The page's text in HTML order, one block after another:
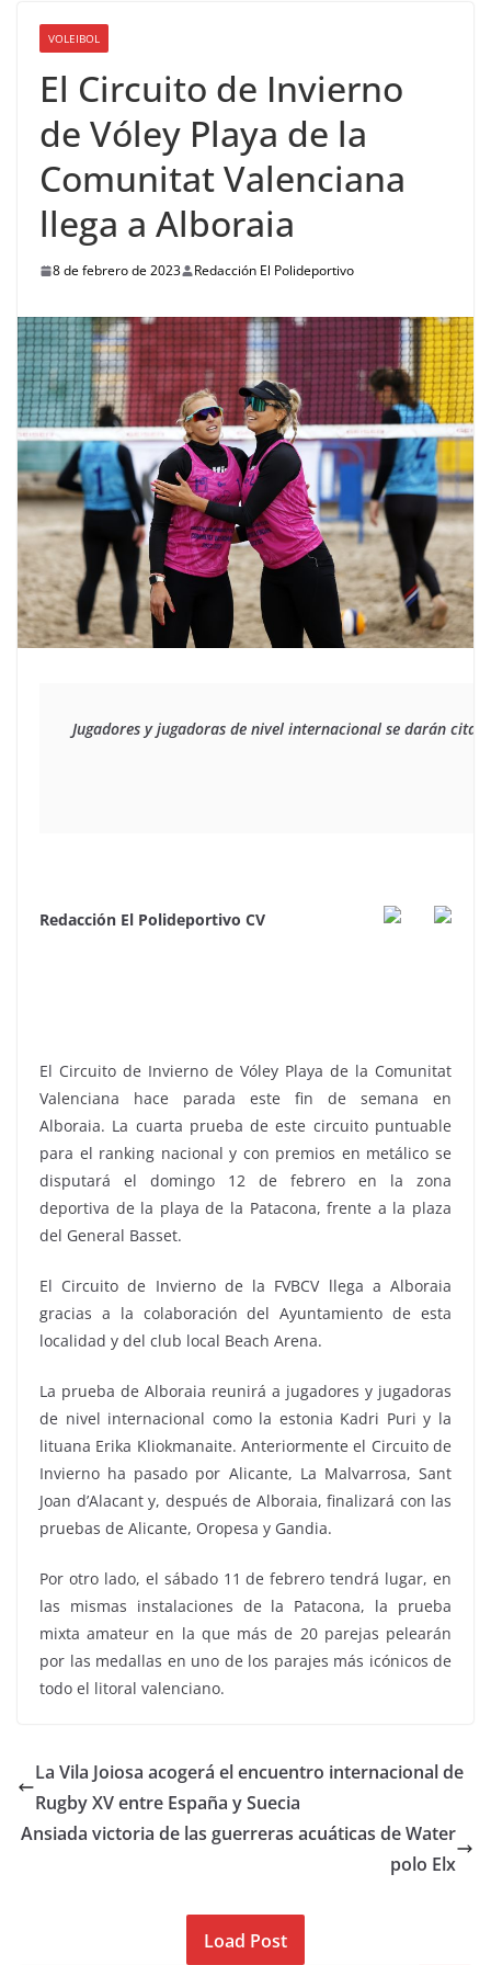
VOLEIBOL
El Circuito de Invierno
de Vóley Playa de la
Comunitat Valenciana
llega a Alboraia
8 de febrero de 2023 Redacción El Polideportivo
Jugadores y jugadoras de nivel internacional se darán cita
Redacción El Polideportivo CV
El Circuito de Invierno de Vóley Playa de la Comunitat
Valenciana hace parada este fin de semana en
Alboraia. La cuarta prueba de este circuito puntuable
para el ranking nacional y con premios en metálico se
disputará el domingo 12 de febrero en la zona
deportiva de la playa de la Patacona, frente a la plaza
del General Basset.
El Circuito de Invierno de la FVBCV llega a Alboraia
gracias a la colaboración del Ayuntamiento de esta
localidad y del club local Beach Arena.
La prueba de Alboraia reunirá a jugadores y jugadoras
de nivel internacional como la estonia Kadri Puri y la
lituana Erika Kliokmanaite. Anteriormente el Circuito de
Invierno ha pasado por Alicante, La Malvarrosa, Sant
Joan d’Alacant y, después de Alboraia, finalizará con las
pruebas de Alicante, Oropesa y Gandia.
Por otro lado, el sábado 11 de febrero tendrá lugar, en
las mismas instalaciones de la Patacona, la prueba
mixta amateur en la que más de 20 parejas pelearán
por las medallas en uno de los parajes más icónicos de
todo el litoral valenciano.
La Vila Joiosa acogerá el encuentro internacional de
Rugby XV entre España y Suecia
Ansiada victoria de las guerreras acuáticas de Water
polo Elx
Load Post